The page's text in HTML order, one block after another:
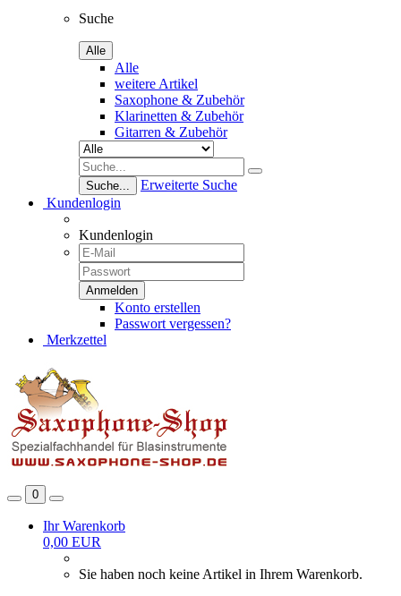
Suche
Alle
Alle
weitere Artikel
Saxophone & Zubehör
Klarinetten & Zubehör
Gitarren & Zubehör
Suche...
Erweiterte Suche
Kundenlogin
Kundenlogin
Konto erstellen
Passwort vergessen?
Merkzettel
0
Ihr Warenkorb
0,00 EUR
Sie haben noch keine Artikel in Ihrem Warenkorb.